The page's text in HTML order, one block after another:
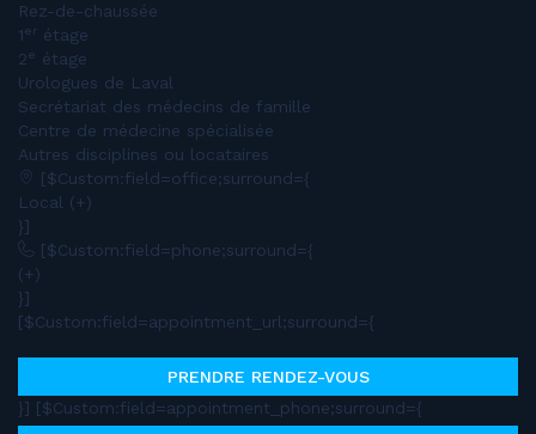
Rez-de-chaussée
1er étage
2e étage
Urologues de Laval
Secrétariat des médecins de famille
Centre de médecine spécialisée
Autres disciplines ou locataires
[$Custom:field=office;surround={
Local (+)
}]
[$Custom:field=phone;surround={
(+)
}]
[$Custom:field=appointment_url;surround={
PRENDRE RENDEZ-VOUS
}] [$Custom:field=appointment_phone;surround={